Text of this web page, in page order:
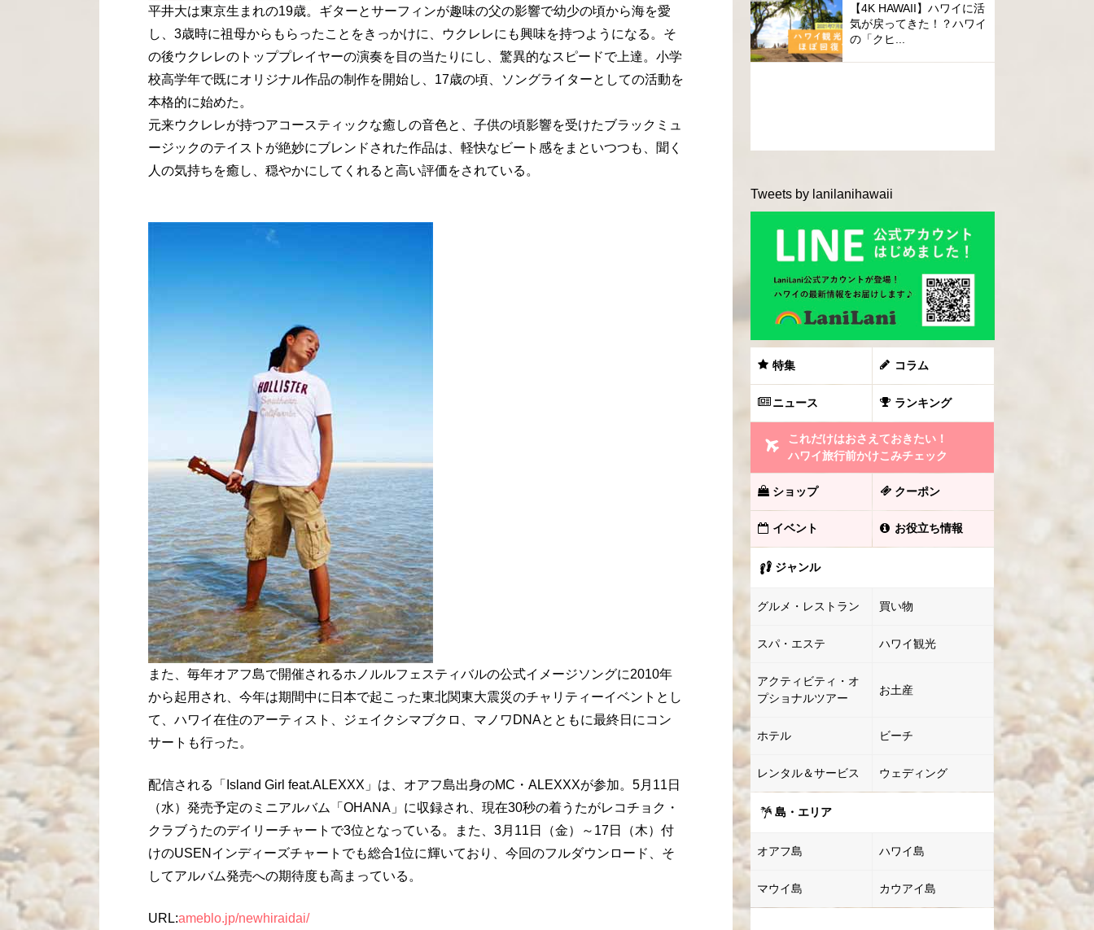
平井大は東京生まれの19歳。ギターとサーフィンが趣味の父の影響で幼少の頃から海を愛
し、3歳時に祖母からもらったことをきっかけに、ウクレレにも興味を持つようになる。そ
の後ウクレレのトッププレイヤーの演奏を目の当たりにし、驚異的なスピードで上達。小学
校高学年で既にオリジナル作品の制作を開始し、17歳の頃、ソングライターとしての活動を
本格的に始めた。
元来ウクレレが持つアコースティックな癒しの音色と、子供の頃影響を受けたブラックミュ
ージックのテイストが絶妙にブレンドされた作品は、軽快なビート感をまといつつも、聞く
人の気持ちを癒し、穏やかにしてくれると高い評価をされている。
また、毎年オアフ島で開催されるホノルルフェスティバルの公式イメージソングに2010年
から起用され、今年は期間中に日本で起こった東北関東大震災のチャリティーイベントとし
て、ハワイ在住のアーティスト、ジェイクシマブクロ、マノワDNAとともに最終日にコン
サートも行った。
配信される「Island Girl feat.ALEXXX」は、オアフ島出身のMC・ALEXXXが参加。5月11日
（水）発売予定のミニアルバム「OHANA」に収録され、現在30秒の着うたがレコチョク・
クラブうたのデイリーチャートで3位となっている。また、3月11日（金）～17日（木）付
けのUSENインディーズチャートでも総合1位に輝いており、今回のフルダウンロード、そ
してアルバム発売への期待度も高まっている。
URL:ameblo.jp/newhiraidai/
【4K HAWAII】ハワイに活
気が戻ってきた！？ハワイ
の「クヒ...
Tweets by lanilanihawaii
特集 コラム
ニュース ランキング
これだけはおさえておきたい！
ハワイ旅行前かけこみチェック
ショップ クーポン
イベント お役立ち情報
ジャンル
グルメ・レストラン 買い物
スパ・エステ ハワイ観光
アクティビティ・オ
プショナルツアー
お土産
ホテル ビーチ
レンタル＆サービス ウェディング
島・エリア
オアフ島 ハワイ島
マウイ島 カウアイ島